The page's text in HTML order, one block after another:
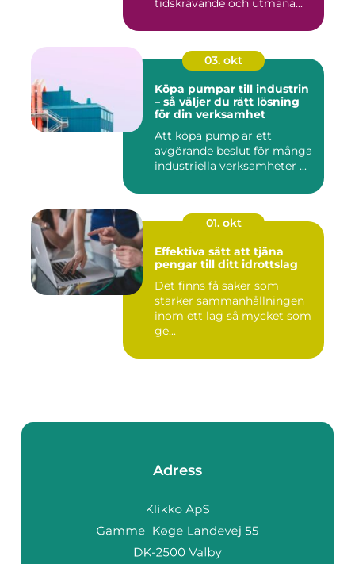
tidskrävande och utmana...
03. okt
Köpa pumpar till industrin
– så väljer du rätt lösning
för din verksamhet
Att köpa pump är ett
avgörande beslut för många
industriella verksamheter ...
01. okt
Effektiva sätt att tjäna
pengar till ditt idrottslag
Det finns få saker som
stärker sammanhållningen
inom ett lag så mycket som
ge...
Adress